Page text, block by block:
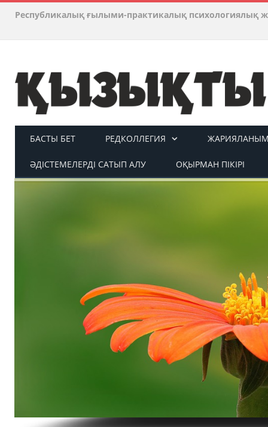
Республикалық ғылыми-практикалық психологиялық
БАСТЫ БЕТ РЕДКОЛЛЕГИЯ ЖАРИЯЛАНЫМ
ӘДІСТЕМЕЛЕРДІ САТЫП АЛУ ОҚЫРМАН ПІКІРІ